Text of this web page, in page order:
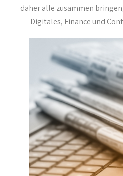
daher alle zusammen
Digitales, Finance und